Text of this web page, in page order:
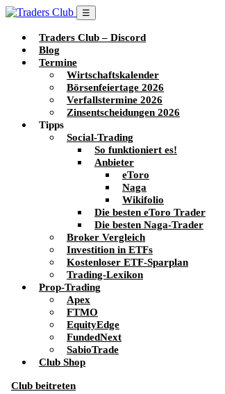
☰
Traders Club – Discord
Blog
Termine
Wirtschaftskalender
Börsenfeiertage 2026
Verfallstermine 2026
Zinsentscheidungen 2026
Tipps
Social-Trading
So funktioniert es!
Anbieter
eToro
Naga
Wikifolio
Die besten eToro Trader
Die besten Naga-Trader
Broker Vergleich
Investition in ETFs
Kostenloser ETF-Sparplan
Trading-Lexikon
Prop-Trading
Apex
FTMO
EquityEdge
FundedNext
SabioTrade
Club Shop
Club beitreten